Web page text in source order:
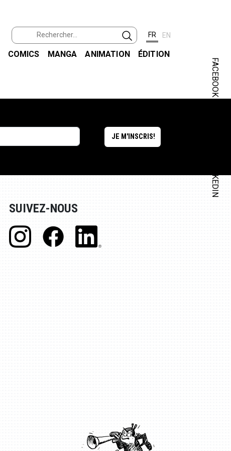
FR EN
COMICS MANGA ANIMATION ÉDITION
FACEBOOK
LINKEDIN
SUIVEZ-NOUS